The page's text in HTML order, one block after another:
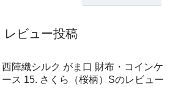
レビュー投稿
西陣織シルク がま口 財布・コインケ
ース 15. さくら（桜柄）Sのレビュー